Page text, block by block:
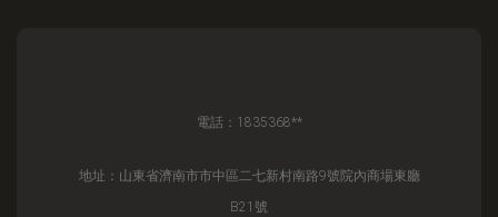
電話：1835368**
地址：山東省濟南市市中區二七新村南路9號院內商場東廳
B21號